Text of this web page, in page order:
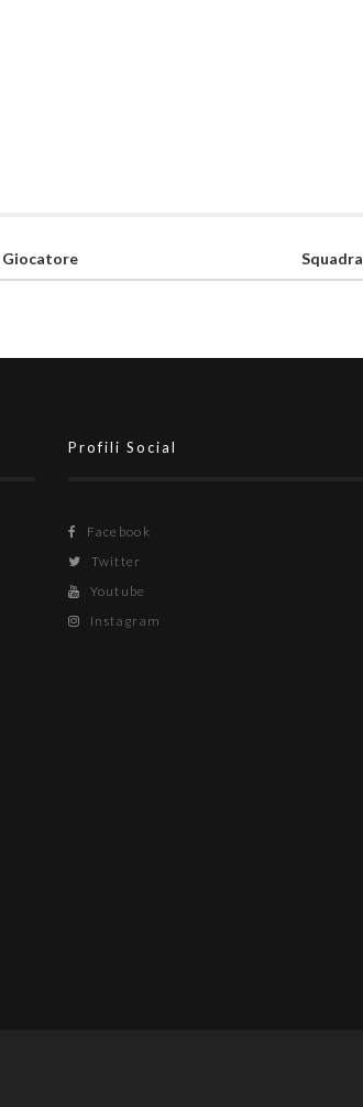
Giocatore Squadra
Profili Social
Facebook
Twitter
Youtube
Instagram